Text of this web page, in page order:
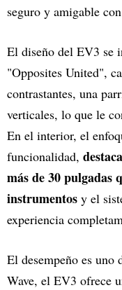
seguro y amigable
El diseño del EV3 se
"Opposites United",
contrastantes, una
verticales, lo que le
En el interior, el
funcionalidad,
más de 30 pulgadas
instrumentos y el
experiencia
El desempeño es uno
Wave, el EV3 ofrece